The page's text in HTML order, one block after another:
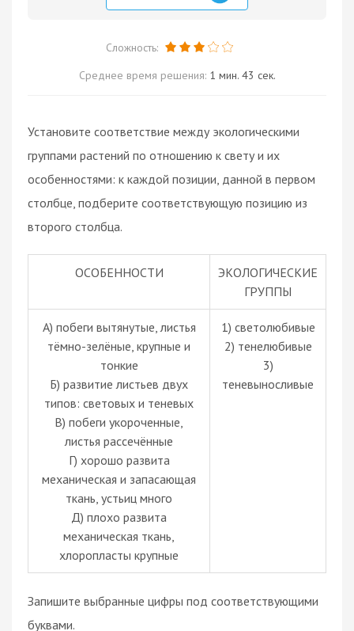
Сложность:
Среднее время решения: 1 мин. 43 сек.
Установите соответствие между экологическими
группами растений по отношению к свету и их
особенностями: к каждой позиции, данной в первом
столбце, подберите соответствующую позицию из
второго столбца.
ОСОБЕННОСТИ
ЭКОЛОГИЧЕСКИЕ
ГРУППЫ
А) побеги вытянутые, листья
тёмно-зелёные, крупные и
тонкие
Б) развитие листьев двух
типов: световых и теневых
В) побеги укороченные,
листья рассечённые
Г) хорошо развита
механическая и запасающая
ткань, устьиц много
Д) плохо развита
механическая ткань,
хлоропласты крупные
1) светолюбивые
2) тенелюбивые
3)
теневыносливые
Запишите выбранные цифры под соответствующими
буквами.